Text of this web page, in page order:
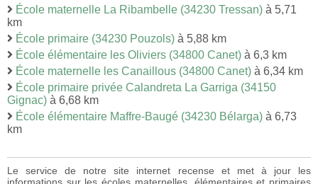
École maternelle La Ribambelle (34230 Tressan) à 5,71
km
École primaire (34230 Pouzols) à 5,88 km
École élémentaire les Oliviers (34800 Canet) à 6,3 km
École maternelle les Canaillous (34800 Canet) à 6,34 km
École primaire privée Calandreta La Garriga (34150
Gignac) à 6,68 km
École élémentaire Maffre-Baugé (34230 Bélarga) à 6,73
km
Le service de notre site internet recense et met à jour les